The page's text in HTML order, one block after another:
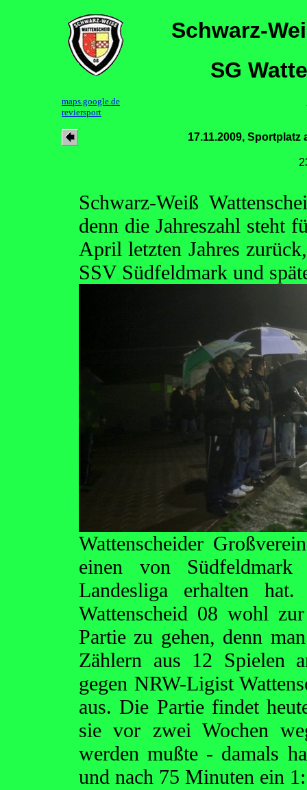
Schwarz-
SG
maps.google.de
reviersport
17.11.2009, Sportplatz
Schwarz-Weiß
denn die Jahreszahl steht
April letzten Jahres
SSV Südfeldmark und
Wattenscheider
einen von Südfeldmark
Landesliga erhalten
Wattenscheid 08 wohl
Partie zu gehen, denn
Zählern aus 12 Spielen
gegen NRW-Ligist
aus. Die Partie findet
sie vor zwei Wochen
werden mußte - damals
und nach 75 Minuten ein